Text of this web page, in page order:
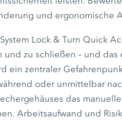
und ergonomische
Lock & Turn Quick
zu schließen – und das
ein zentraler
oder unmittelbar
das
Arbeitsaufwand und